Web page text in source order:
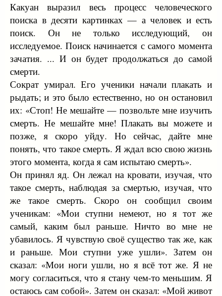
Какуан выразил весь процесс человеческого
поиска в десяти картинках — а человек и есть
поиск. Он не только исследующий, он
исследуемое. Поиск начинается с самого момента
зачатия. ... И он будет продолжаться до самой
смерти.
Сократ умирал. Его ученики начали плакать и
рыдать; и это было естественно, но он остановил
их: «Стоп! Не мешайте — позвольте мне изучить
смерть. Не мешайте мне! Плакать вы можете и
позже, я скоро уйду. Но сейчас, дайте мне
понять, что такое смерть. Я ждал всю свою жизнь
этого момента, когда я сам испытаю смерть».
Он принял яд. Он лежал на кровати, изучая, что
такое смерть, наблюдая за смертью, изучая, что
же такое смерть. Скоро он сообщил своим
ученикам: «Мои ступни немеют, но я тот же
самый, каким был раньше. Ничто во мне не
убавилось. Я чувствую своё существо так же, как
и раньше. Мои ступни уже ушли». Затем он
сказал: «Мои ноги ушли, но я всё тот же. Я не
могу согласиться, что я стану чем-то меньшим. Я
остаюсь сам собой». Затем он сказал: «Мой живот